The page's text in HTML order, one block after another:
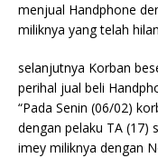
menjual Handphone
miliknya yang telah
selanjutnya Korban
perihal jual beli
“Pada Senin (06/02)
dengan pelaku TA (17)
imey miliknya dengan